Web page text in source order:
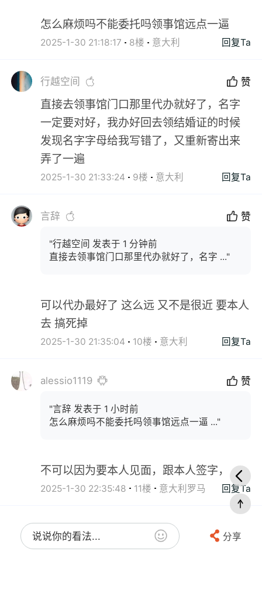
怎么麻烦吗不能委托吗领事馆远点一逼
2025-1-30 21:18:17 8楼 意大利 回复Ta
行越空间 赞
直接去领事馆门口那里代办就好了，名字
一定要对好，我办好回去领结婚证的时候
发现名字字母给我写错了，又重新寄出来
弄了一遍
2025-1-30 21:33:24 9楼 意大利 回复Ta
言辞 赞
"行越空间 发表于 1 分钟前
直接去领事馆门口那里代办就好了，名字 ..."
可以代办最好了 这么远 又不是很近 要本人
去 搞死掉
2025-1-30 21:35:04 10楼 意大利 回复Ta
alessio1119 赞
"言辞 发表于 1 小时前
怎么麻烦吗不能委托吗领事馆远点一逼 ..."
不可以因为要本人见面，跟本人签字，
2025-1-30 22:35:48 11楼 意大利罗马 回复Ta
说说你的看法... 分享